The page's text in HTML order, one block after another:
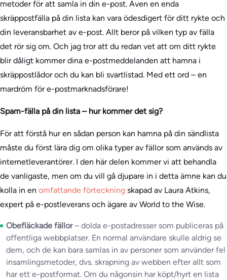
metoder för att samla in din e-post. Även en enda
skräppostfälla på din lista kan vara ödesdigert för ditt rykte och
din leveransbarhet av e-post. Allt beror på vilken typ av fälla
det rör sig om. Och jag tror att du redan vet att om ditt rykte
blir dåligt kommer dina e-postmeddelanden att hamna i
skräppostlådor och du kan bli svartlistad. Med ett ord – en
mardröm för e-postmarknadsförare!
Spam-fälla på din lista – hur kommer det sig?
För att förstå hur en sådan person kan hamna på din sändlista
måste du först lära dig om olika typer av fällor som används av
internetleverantörer. I den här delen kommer vi att behandla
de vanligaste, men om du vill gå djupare in i detta ämne kan du
kolla in en omfattande förteckning skapad av Laura Atkins,
expert på e-postleverans och ägare av World to the Wise.
Obefläckade fällor– dolda e-postadresser som publiceras på
offentliga webbplatser. En normal användare skulle aldrig se
dem, och de kan bara samlas in av personer som använder fel
insamlingsmetoder, dvs. skrapning av webben efter allt som
har ett e-postformat. Om du någonsin har köpt/hyrt en lista